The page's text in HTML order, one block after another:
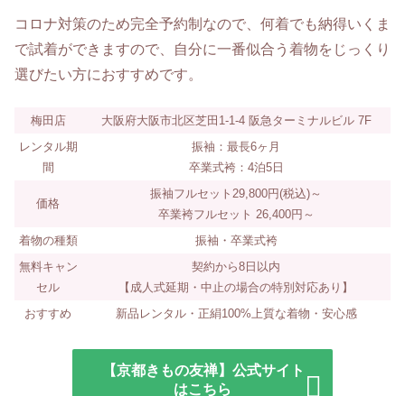
コロナ対策のため完全予約制なので、何着でも納得いくま
で試着ができますので、自分に一番似合う着物をじっくり
選びたい方におすすめです。
梅田店
大阪府大阪市北区芝田1-1-4 阪急ターミナルビル 7F
レンタル期
間
振袖：最長6ヶ月
卒業式袴：4泊5日
価格
振袖フルセット 29,800円(税込)～
卒業袴フルセット 26,400円～
着物の種類
振袖・卒業式袴
無料キャン
セル
契約から8日以内
【成人式延期・中止の場合の特別対応あり】
おすすめ
新品レンタル・正絹100%上質な着物・安心感
【京都きもの友禅】公式サイト
はこちら